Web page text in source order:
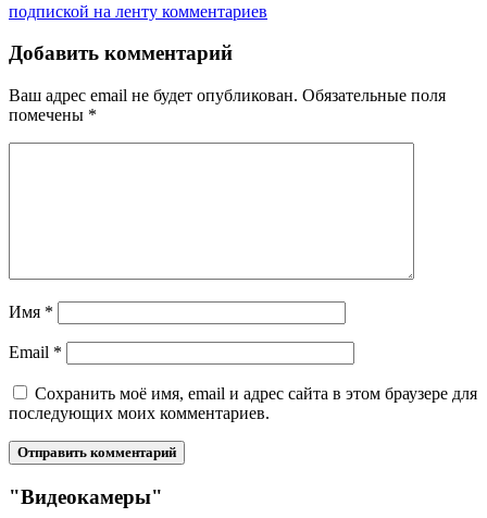
подпиской на ленту комментариев
Добавить комментарий
Ваш адрес email не будет опубликован. Обязательные поля
помечены *
Имя *
Email *
Сохранить моё имя, email и адрес сайта в этом браузере для
последующих моих комментариев.
"Видеокамеры"